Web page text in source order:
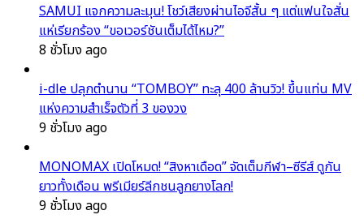
SAMUI แจกความละมุน! โชว์เสียงผ่านไอจีสั้น ๆ แต่แฟนใจสั่น
แห่เรียกร้อง “ขอเวอร์ชันเต็มได้ไหม?”
8 ชั่วโมง ago
i-dle ปลุกตำนาน “TOMBOY” ทะลุ 400 ล้านวิว! ขึ้นแท่น MV
แห่งความสำเร็จตัวที่ 3 ของวง
9 ชั่วโมง ago
MONOMAX เปิดโหมด! “สิงหาเดือด” จัดเต็มกีฬา–ซีรีส์ ดูกัน
ยาวทั้งเดือน พรีเมียร์ลีกชนลูกยางโลก!
9 ชั่วโมง ago